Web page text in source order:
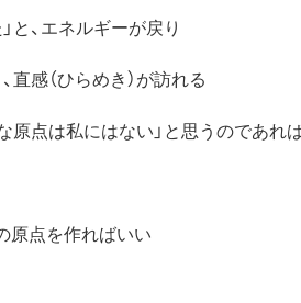
と、エネルギーが戻り
、直感（ひらめき）が訪れる
原点は私にはない」と思うのであれば
原点を作ればいい